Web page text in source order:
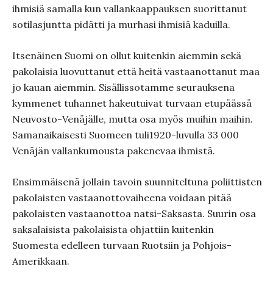
ihmisiä samalla kun vallankaappauksen suorittanut
sotilasjuntta pidätti ja murhasi ihmisiä kaduilla.
Itsenäinen Suomi on ollut kuitenkin aiemmin sekä
pakolaisia luovuttanut että heitä vastaanottanut maa
jo kauan aiemmin. Sisällissotamme seurauksena
kymmenet tuhannet hakeutuivat turvaan etupäässä
Neuvosto-Venäjälle, mutta osa myös muihin maihin.
Samanaikaisesti Suomeen tuli1920-luvulla 33 000
Venäjän vallankumousta pakenevaa ihmistä.
Ensimmäisenä jollain tavoin suunniteltuna poliittisten
pakolaisten vastaanottovaiheena voidaan pitää
pakolaisten vastaanottoa natsi-Saksasta. Suurin osa
saksalaisista pakolaisista ohjattiin kuitenkin
Suomesta edelleen turvaan Ruotsiin ja Pohjois-
Amerikkaan.